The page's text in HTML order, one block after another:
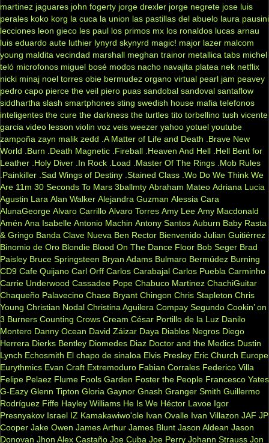
martinez jaguares john fogerty jorge drexler jorge negrete jose luis
perales koko korg la cuca la union las pastillas del abuelo laura pausini
lecciones leon gieco les paul los primos mx los ronaldos lucas arnau
luis eduardo aute luthier lynyrd skynyrd magic! major lazer malcom
young maldita vecindad marshall meghan trainor metallica tabs michel
teló microfonos miguel bosé modos nacho navajita platea nek netflix
nicki minaj noel torres obie bermudez organo virtual pearl jam peavey
pedro capo pierce the veil piero puas sandobal sandoval santaflow
siddhartha slash smartphones sting swedish house mafia telefonos
inteligentes the cure the darkness the turtles tito torbellino tush vicente
garcia video lesson violin voz veis weezer yahoo yotuel youtube
zampoña zayn malik zedd .A Matter of Life and Death
.Brave New
World
.Burn .Death Magnetic .Fireball .Heaven And Hell .Hell Bent for
Leather .Holy Diver .In Rock .Load .Master Of The Rings .Mob Rules
.Painkiller .Sad Wings of Destiny .Stained Class .Wo Do We Think We
Are 11m 30 Seconds To Mars 3ballmty Abraham Mateo Adriana Lucia
Agustin Lara Alan Walker Alejandra Guzman Alessia Cara
AlunaGeorge Alvaro Carrillo Alvaro Torres Amy Lee Amy Macdonald
Amén Ana Isabelle Antonio Machin Antony Santos Auburn Baby Rasta
& Gringo Banda Clave Nueva Ben Rector Bienvenido Julian Guitiérrez
Binomio de Oro Blondie Blood On The Dance Floor Bob Seger Brad
Paisley Bruce Springsteen Bryan Adams Bulmaro Bermúdez Burning
CD9 Cafe Quijano Carl Orff Carlos Carabajal Carlos Puebla Carminho
Carrie Underwood Cassadee Pope Chabuco Martinez ChachiGuitar
Chaqueño Palavecino Chase Bryant Chingon Chris Stapleton Chris
Young Christian Nodal Christina Aguilera Compay Segundo Cookin’ on
3 Burners Counting Crows Cream César Portillo de la Luz Danilo
Montero Danny Ocean David Záizar Daya Diablos Negros Diego
Herrera Dierks Bentley Diomedes Diaz Doctor and the Medics Dustin
Lynch Echosmith El chapo de sinaloa Elvis Presley Eric Church Europe
Eurythmics Evan Craft Extremoduro Fabian Corrales Federico Villa
Felipe Pelaez Flume Fools Garden Foster the People Francesco Yates
G-Eazy Glenn Tipton Gloria Gaynor Gnash Granger Smith Guillermo
Rodríguez Fiffe Hayley Williams He Is We Héctor Lavoe Igor
Presnyakov Israel IZ Kamakawiwo'ole Ivan Ovalle Ivan Villazon JAF JP
Cooper Jake Owen James Arthur James Blunt Jason Aldean Jason
Donovan Jhon Alex Castaño Joe Cuba Joe Perry Johann Strauss Jon